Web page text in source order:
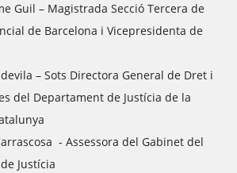
Guil – Magistrada Secció Tercera de
de Barcelona i Vicepresidenta de
– Sots Directora General de Dret i
del Departament de Justícia de la
- Assessora del Gabinet del
Justícia